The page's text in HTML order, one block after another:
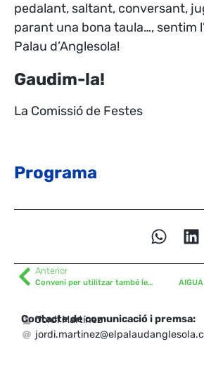
pedalant, saltant, conversant,
parant una bona taula…, sentim
Palau d’Anglesola!
Gaudim-la!
La Comissió de Festes
Programa
Anterior
Conveni per utilitzar també les piscines de Linyola
Contacte de comunicació i premsa:
Jordi Martínez